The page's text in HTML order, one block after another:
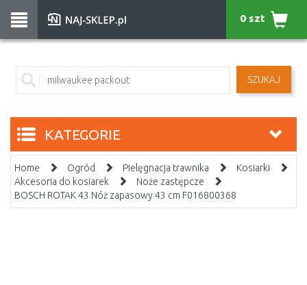
SZUKAJ
0 szt
KATEGORIE
Home Ogród Pielęgnacja trawnika
Kosiarki
Akcesoria do kosiarek
Noże zastępcze
BOSCH ROTAK 43 Nóż zapasowy 43 cm F016800368